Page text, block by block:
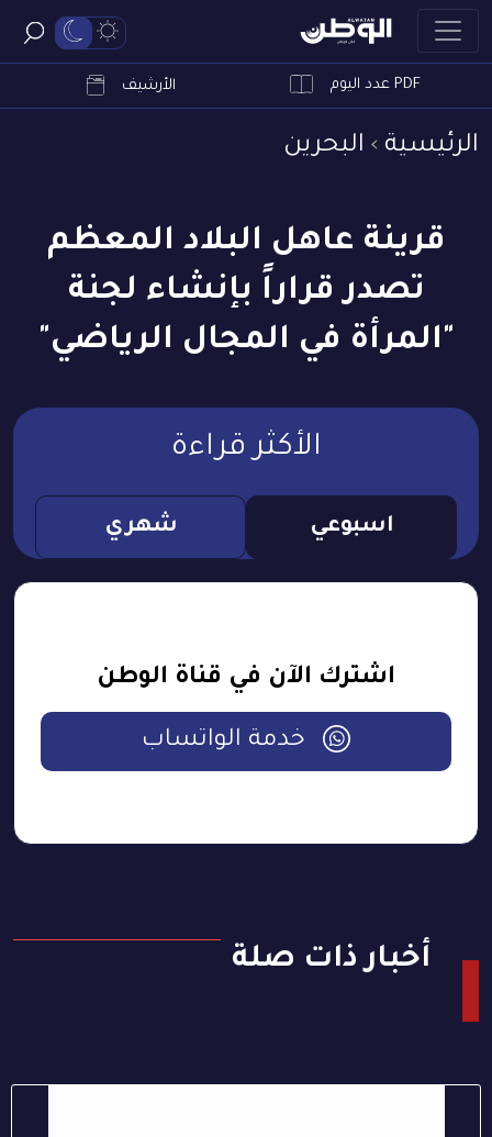
PDF عدد اليوم الأرشيف
الرئيسية البحرين
قرينة عاهل البلاد المعظم
تصدر قراراً بإنشاء لجنة
"المرأة في المجال الرياضي"
الأكثر قراءة
اسبوعي شهري
اشترك الآن في قناة الوطن
خدمة الواتساب
أخبار ذات صلة